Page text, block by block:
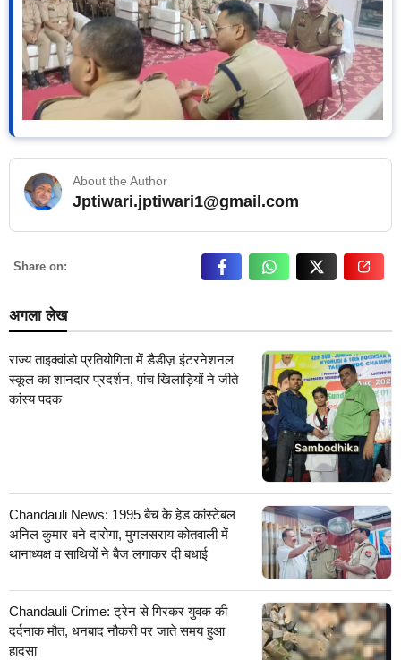
About the Author
Jptiwari.jptiwari1@gmail.com… Read More
Share on:
अगला लेख
राज्य ताइक्वांडो प्रतियोगिता में डैडीज़ इंटरनेशनल
स्कूल का शानदार प्रदर्शन, पांच खिलाड़ियों ने जीते
कांस्य पदक
Chandauli News: 1995 बैच के हेड कांस्टेबल
अनिल कुमार बने दारोगा, मुगलसराय कोतवाली में
थानाध्यक्ष व साथियों ने बैज लगाकर दी बधाई
Chandauli Crime: ट्रेन से गिरकर युवक की
दर्दनाक मौत, धनबाद नौकरी पर जाते समय हुआ
हादसा